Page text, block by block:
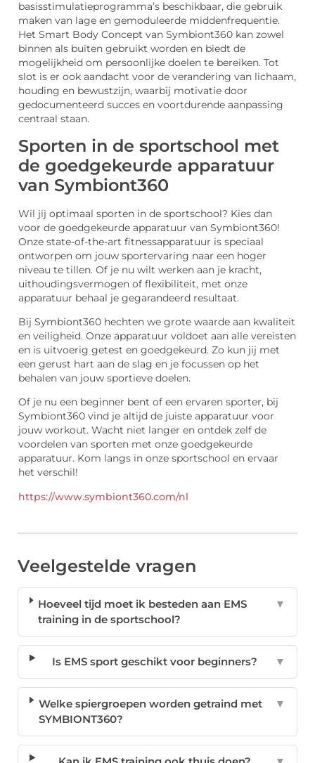
basisstimulatieprogramma’s beschikbaar, die gebruik
maken van lage en gemoduleerde middenfrequentie.
Het Smart Body Concept van Symbiont360 kan zowel
binnen als buiten gebruikt worden en biedt de
mogelijkheid om persoonlijke doelen te bereiken. Tot
slot is er ook aandacht voor de verandering van lichaam,
houding en bewustzijn, waarbij motivatie door
gedocumenteerd succes en voortdurende aanpassing
centraal staan.
Sporten in de sportschool met
de goedgekeurde apparatuur
van Symbiont360
Wil jij optimaal sporten in de sportschool? Kies dan
voor de goedgekeurde apparatuur van Symbiont360!
Onze state-of-the-art fitnessapparatuur is speciaal
ontworpen om jouw sportervaring naar een hoger
niveau te tillen. Of je nu wilt werken aan je kracht,
uithoudingsvermogen of flexibiliteit, met onze
apparatuur behaal je gegarandeerd resultaat.
Bij Symbiont360 hechten we grote waarde aan kwaliteit
en veiligheid. Onze apparatuur voldoet aan alle vereisten
en is uitvoerig getest en goedgekeurd. Zo kun jij met
een gerust hart aan de slag en je focussen op het
behalen van jouw sportieve doelen.
Of je nu een beginner bent of een ervaren sporter, bij
Symbiont360 vind je altijd de juiste apparatuur voor
jouw workout. Wacht niet langer en ontdek zelf de
voordelen van sporten met onze goedgekeurde
apparatuur. Kom langs in onze sportschool en ervaar
het verschil!
https://www.symbiont360.com/nl
Veelgestelde vragen
Hoeveel tijd moet ik besteden aan EMS
training in de sportschool?
▼
Is EMS sport geschikt voor beginners? ▼
Welke spiergroepen worden getraind met
SYMBIONT360?
▼